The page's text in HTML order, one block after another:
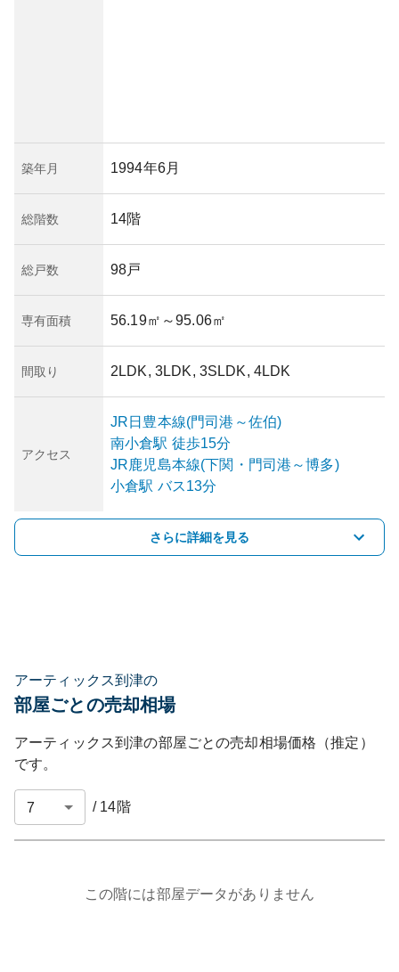
築年月 1994年6月
総階数 14階
総戸数 98戸
専有面積 56.19㎡ ～95.06㎡
間取り 2LDK, 3LDK, 3SLDK, 4LDK
アクセス
JR日豊本線(門司港～佐伯)
南小倉駅 徒歩15分
JR鹿児島本線(下関・門司港～博多)
小倉駅 バス13分
さらに詳細を見る
アーティックス到津の
部屋ごとの売却相場
アーティックス到津の部屋ごとの売却相場価格（推定）
です。
/ 14階
この階には部屋データがありません